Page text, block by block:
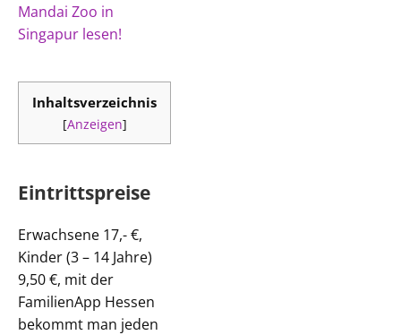
Mandai Zoo in
Singapur lesen!
Inhaltsverzeichnis
[Anzeigen]
Eintrittspreise
Erwachsene 17,- €,
Kinder (3 – 14 Jahre)
9,50 €, mit der
FamilienApp Hessen
bekommt man jeden